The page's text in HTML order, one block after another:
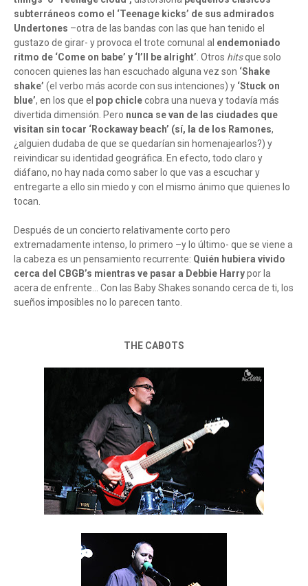
subterráneos como el ‘Teenage kicks’ de sus admirados
Undertones –otra de las bandas con las que han tenido el
gustazo de girar- y provoca el trote comunal al endemoniado
ritmo de ‘Come on babe’ y ‘I’ll be alright’. Otros hitsque solo
conocen quienes las han escuchado alguna vez son ‘Shake
shake’ (el verbo más acorde con sus intenciones) y ‘Stuck on
blue’, en los que el pop chiclecobra una nueva y todavía más
divertida dimensión. Pero nunca se van de las ciudades que
visitan sin tocar ‘Rockaway beach’ (sí, la de los Ramones,
¿alguien dudaba de que se quedarían sin homenajearlos?) y
reivindicar su identidad geográfica. En efecto, todo claro y
diáfano, no hay nada como saber lo que vas a escuchar y
entregarte a ello sin miedo y con el mismo ánimo que quienes lo
tocan.
Después de un concierto relativamente corto pero
extremadamente intenso, lo primero –y lo último- que se viene a
la cabeza es un pensamiento recurrente: Quién hubiera vivido
cerca del CBGB’s mientras ve pasar a Debbie Harrypor la
acera de enfrente… Con las Baby Shakes sonando cerca de ti, los
sueños imposibles no lo parecen tanto.
THE CABOTS